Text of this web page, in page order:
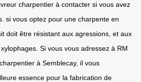
charpentier à contacter si vous avez
si vous optez pour une charpente en
doit être résistant aux agressions, et aux
Si vous vous adressez à RM
à Semblecay, il vous
essence pour la fabrication de